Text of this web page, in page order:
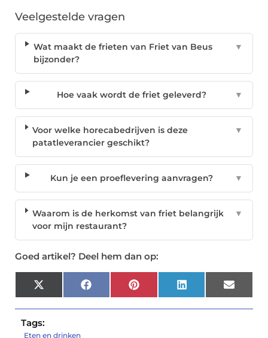
Veelgestelde vragen
Wat maakt de frieten van Friet van Beus
bijzonder?
▼
Hoe vaak wordt de friet geleverd? ▼
Voor welke horecabedrijven is deze
patatleverancier geschikt?
▼
Kun je een proeflevering aanvragen? ▼
Waarom is de herkomst van friet belangrijk
voor mijn restaurant?
▼
Goed artikel? Deel hem dan op:
X
(Twitter)
Facebook Pinterest LinkedIn Email
Tags:
Eten en drinken